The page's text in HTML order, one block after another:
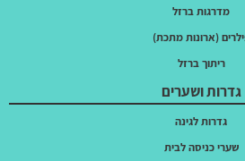
מדרגות ברזל
(ארונות מתכת)
ריתוך ברזל
גדרות ושערים
גדרות לגינה
שערי כניסה לבית